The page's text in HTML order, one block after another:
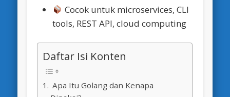
Cocok untuk microservices, CLI
tools, REST API, cloud computing
Daftar Isi Konten
Apa Itu Golang dan Kenapa